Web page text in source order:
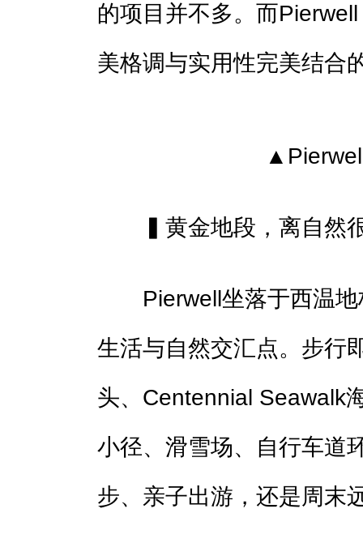
的项目并不多。而
美格调与实用性完美结合
▍黄金地段，离自然很
Pierwell坐落于西温地
生活与自然交汇点。步行
头、Centennial Seawalk
小径、滑雪场、自行车道
步、亲子出游，还是周末